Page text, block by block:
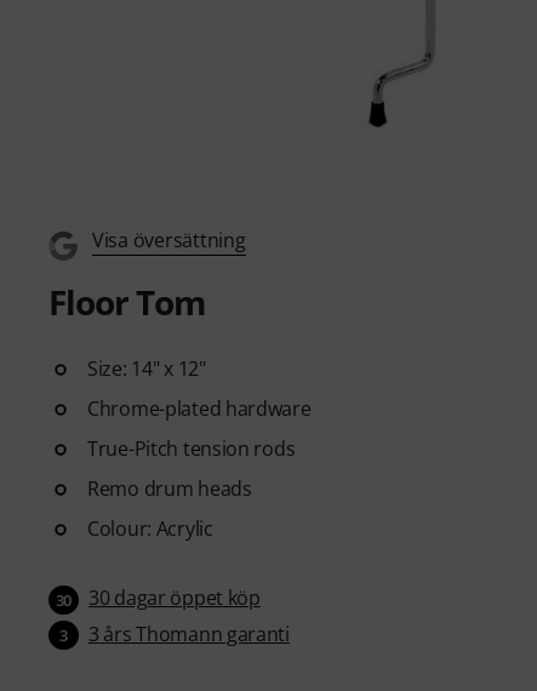
Visa översättning
Floor Tom
Size: 14" x 12"
Chrome-plated hardware
True-Pitch tension rods
Remo drum heads
Colour: Acrylic
30 30 dagar öppet köp
3 3 års Thomann garanti